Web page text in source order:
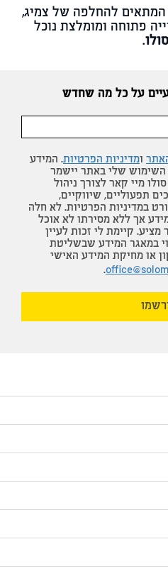
המתאים להחלפה של צמיג,
פתוחה ומומלצת נוכל
סולו.
על כל מה שחדש
ומדיניות הפרטיות. המידע
השימוש שלי באתר יישמר
מיי קאר לצורך ניהול
תפעוליים, שיווקיים,
במדיניות הפרטיות. לא חלה
אך ללא מסירתו לא אוכל
קיימת לי זכות לעיין
במאגר המידע שבשליטת
או מחיקת המידע האישי
.